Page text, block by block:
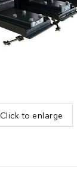
Click to enlarge